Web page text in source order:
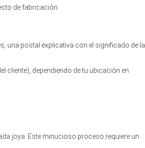
de fabricación.
una postal explicativa con el significado de la
cliente), dependiendo de tu ubicación en
joya. Este minucioso proceso requiere un